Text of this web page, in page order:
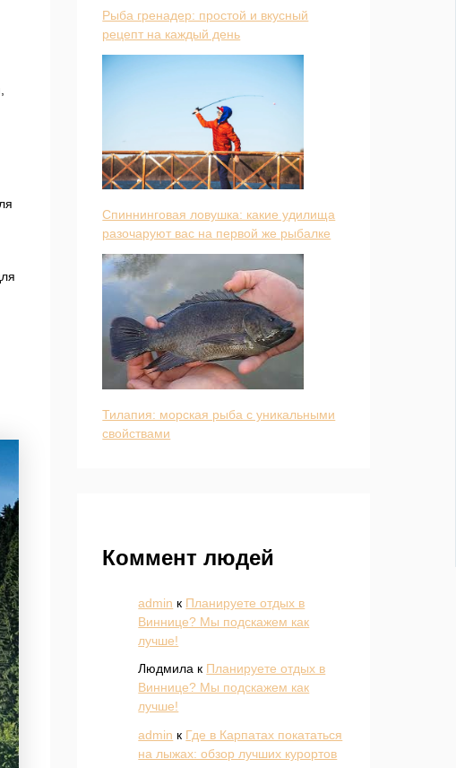
Рыба гренадер: простой и вкусный
рецепт на каждый день
Спиннинговая ловушка: какие удилища
разочаруют вас на первой же рыбалке
Тилапия: морская рыба с уникальными
свойствами
Коммент людей
admin к Планируете отдых в
Виннице? Мы подскажем как
лучше!
Людмила к Планируете отдых в
Виннице? Мы подскажем как
лучше!
admin к Где в Карпатах покататься
на лыжах: обзор лучших курортов